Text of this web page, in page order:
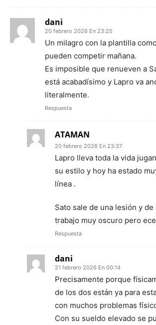
dani
20 febrero 2026 En 23:25
Un milagro con la plantilla
pueden competir mañana.
Es imposible que renueven a
está acabadísimo y Lapro va
literalmente.
Respuesta
ATAMAN
20 febrero 2026 En 23:37
Lapro lleva toda la vida
su estilo y hoy ha estado
línea .
Sato sale de una lesión y de
trabajo muy oscuro pero
Respuesta
dani
21 febrero 2026 En 00:14
Precisamente porque
de los dos están ya para
con muchos problemas
Con su sueldo elevado se